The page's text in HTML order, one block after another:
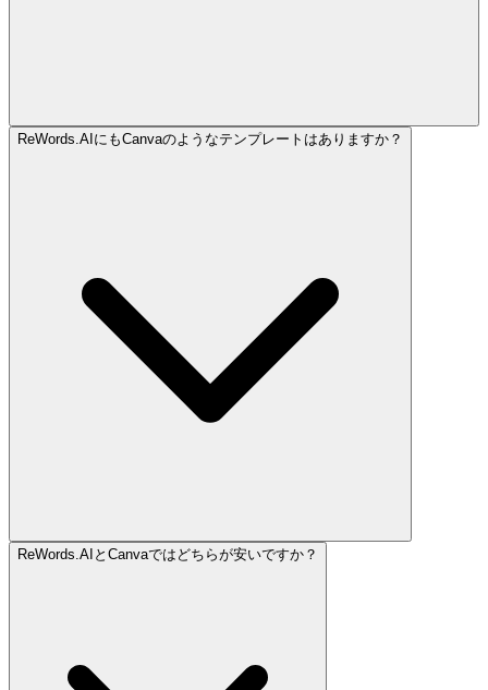
ReWords.AIにもCanvaのようなテンプレートはありますか？
ReWords.AIとCanvaではどちらが安いですか？